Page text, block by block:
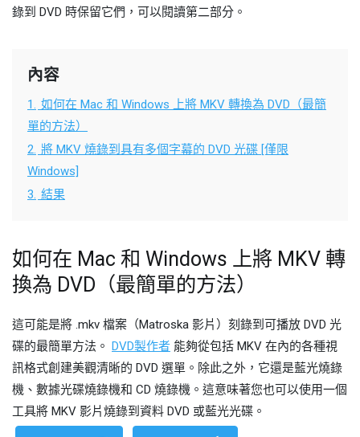
錄到 DVD 時保留它們，可以閱讀第二部分。
內容
1. 如何在 Mac 和 Windows 上將 MKV 轉換為 DVD（最簡
單的方法）
2. 將 MKV 燒錄到具有多個字幕的 DVD 光碟 [僅限
Windows]
3. 結果
如何在 Mac 和 Windows 上將 MKV 轉
換為 DVD（最簡單的方法）
這可能是將 .mkv 檔案（Matroska 影片）刻錄到可播放 DVD 光
碟的最簡單方法。 DVD製作者 能夠從包括 MKV 在內的各種視
訊格式創建美觀清晰的 DVD 選單。除此之外，它還是藍光燒錄
機、數據光碟燒錄機和 CD 燒錄機。這意味著您也可以使用一個
工具將 MKV 影片燒錄到資料 DVD 或藍光光碟。